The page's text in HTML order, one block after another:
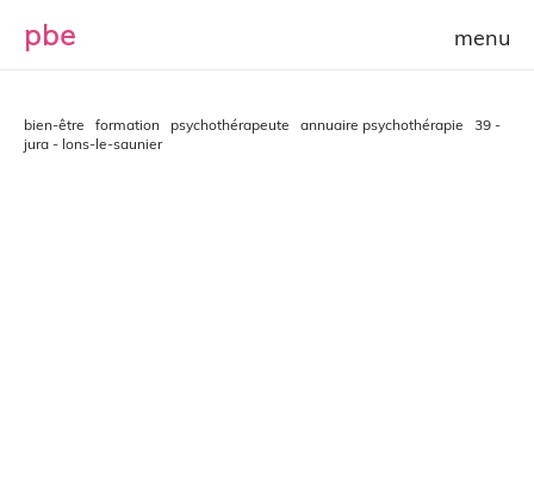
pbe
bien-être formation psychothérapeute annuaire psychothérapie
39 -
jura - lons-le-saunier